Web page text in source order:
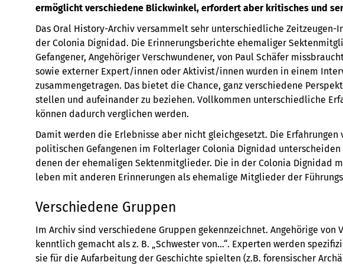
ermöglicht verschiedene Blickwinkel, erfordert aber kritisches und
Das Oral History-Archiv versammelt sehr unterschiedliche Zeitzeugen-
der Colonia Dignidad. Die Erinnerungsberichte ehemaliger
Gefangener, Angehöriger Verschwundener, von Paul Schäfer
sowie externer Expert/innen oder Aktivist/innen wurden in einem
zusammengetragen. Das bietet die Chance, ganz verschiedene
stellen und aufeinander zu beziehen. Vollkommen unterschiedliche
können dadurch verglichen werden.
Damit werden die Erlebnisse aber nicht gleichgesetzt. Die Erfahrungen
politischen Gefangenen im Folterlager Colonia Dignidad
denen der ehemaligen Sektenmitglieder. Die in der Colonia Dignidad
leben mit anderen Erinnerungen als ehemalige Mitglieder der
Verschiedene Gruppen
Im Archiv sind verschiedene Gruppen gekennzeichnet. Angehörige von
kenntlich gemacht als z. B. „Schwester von…“. Experten werden
sie für die Aufarbeitung der Geschichte spielten (z.B. forensischer